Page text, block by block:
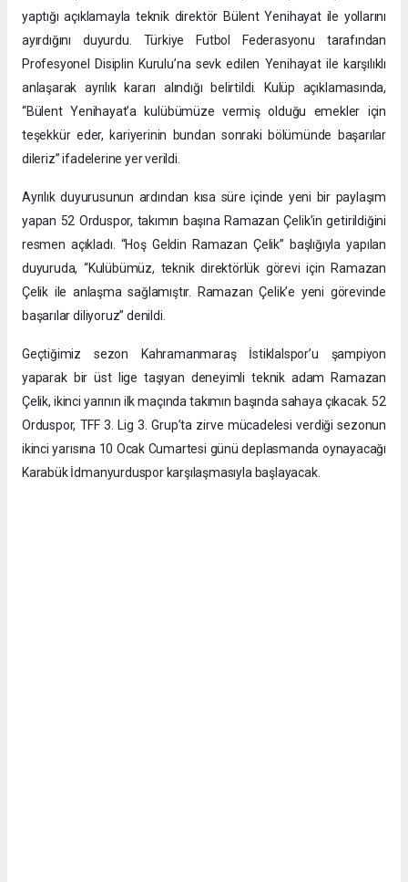
yaptığı açıklamayla teknik direktör Bülent Yenihayat ile yollarını
ayırdığını duyurdu. Türkiye Futbol Federasyonu tarafından
Profesyonel Disiplin Kurulu’na sevk edilen Yenihayat ile karşılıklı
anlaşarak ayrılık kararı alındığı belirtildi. Kulüp açıklamasında,
“Bülent Yenihayat’a kulübümüze vermiş olduğu emekler için
teşekkür eder, kariyerinin bundan sonraki bölümünde başarılar
dileriz” ifadelerine yer verildi.
Ayrılık duyurusunun ardından kısa süre içinde yeni bir paylaşım
yapan 52 Orduspor, takımın başına Ramazan Çelik’in getirildiğini
resmen açıkladı. “Hoş Geldin Ramazan Çelik” başlığıyla yapılan
duyuruda, “Kulübümüz, teknik direktörlük görevi için Ramazan
Çelik ile anlaşma sağlamıştır. Ramazan Çelik’e yeni görevinde
başarılar diliyoruz” denildi.
Geçtiğimiz sezon Kahramanmaraş İstiklalspor’u şampiyon
yaparak bir üst lige taşıyan deneyimli teknik adam Ramazan
Çelik, ikinci yarının ilk maçında takımın başında sahaya çıkacak. 52
Orduspor, TFF 3. Lig 3. Grup’ta zirve mücadelesi verdiği sezonun
ikinci yarısına 10 Ocak Cumartesi günü deplasmanda oynayacağı
Karabük İdmanyurduspor karşılaşmasıyla başlayacak.